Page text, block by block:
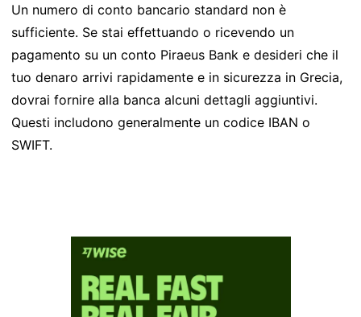
Un numero di conto bancario standard non è
sufficiente. Se stai effettuando o ricevendo un
pagamento su un conto Piraeus Bank e desideri che il
tuo denaro arrivi rapidamente e in sicurezza in Grecia,
dovrai fornire alla banca alcuni dettagli aggiuntivi.
Questi includono generalmente un codice IBAN o
SWIFT.